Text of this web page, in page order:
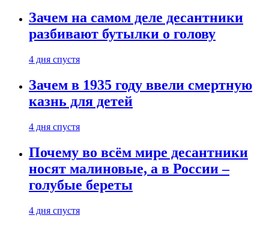
Зачем на самом деле десантники
разбивают бутылки о голову
4 дня спустя
Зачем в 1935 году ввели смертную
казнь для детей
4 дня спустя
Почему во всём мире десантники
носят малиновые, а в России –
голубые береты
4 дня спустя